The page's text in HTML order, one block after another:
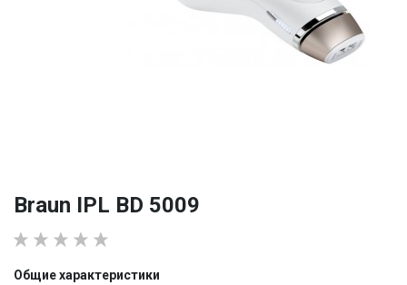
Braun IPL BD 5009
Общие характеристики